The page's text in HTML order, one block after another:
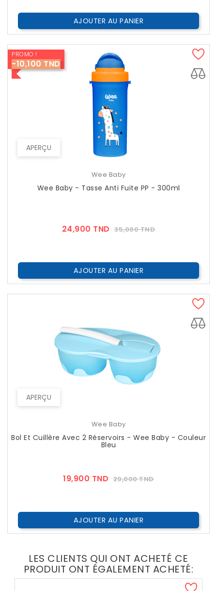
AJOUTER AU PANIER
APERÇU
PROMO !
-10,100 TND
Wee Baby
Wee Baby - Tasse Anti Fuite PP - 300ml
24,900 TND Prix
35,000 TNDPrix
AJOUTER AU PANIER
APERÇU
Wee Baby
Bol Et Cuillère Avec 2 Réservoirs - Wee Baby - Couleur
Bleu
19,900 TND Prix
29,000 TNDPrix
AJOUTER AU PANIER
LES CLIENTS QUI ONT ACHETÉ CE
PRODUIT ONT ÉGALEMENT ACHETÉ: